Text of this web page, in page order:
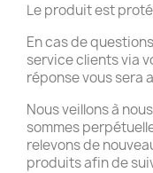
Le produit est
En cas de
service clients via
réponse vous sera
Nous veillons à
sommes
relevons de
produits afin de